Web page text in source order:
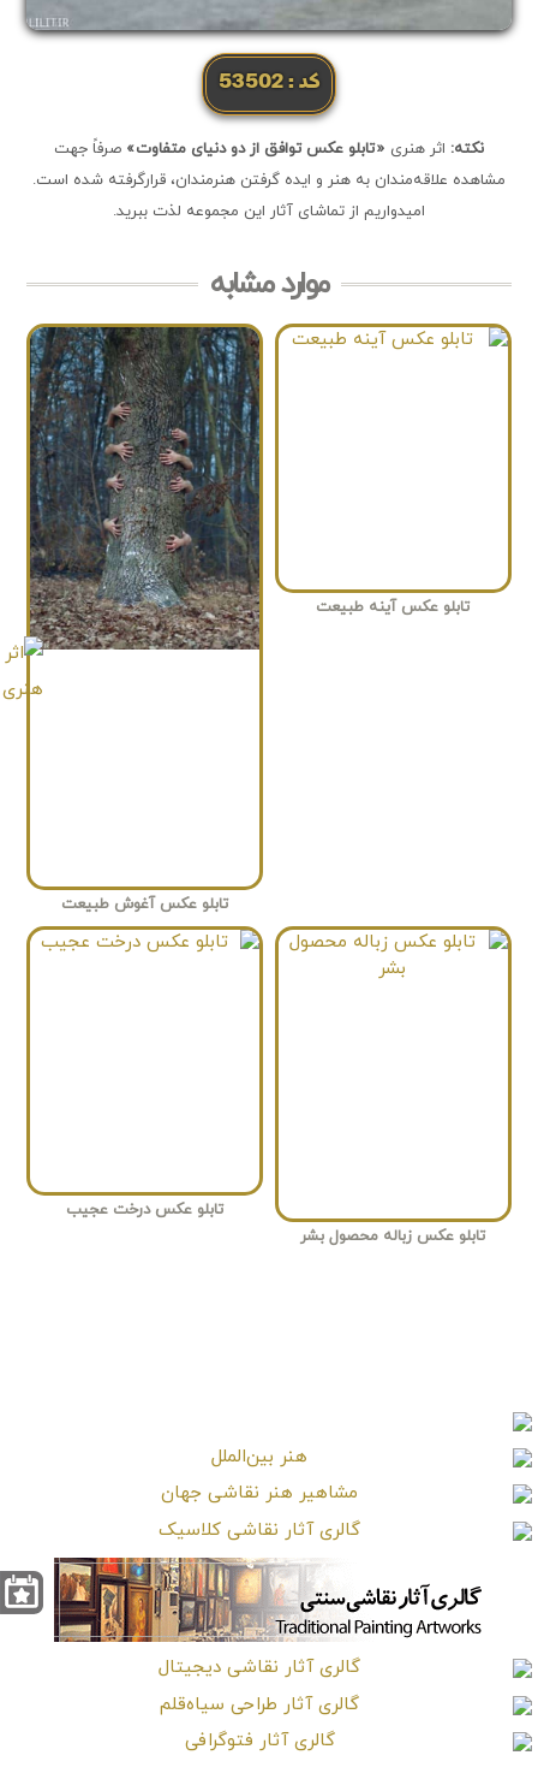
کد: 53502
نکته: اثر هنری «تابلو عکس توافق از دو دنیای متفاوت» صرفاً جهت
مشاهده علاقه‌مندان به هنر و ایده گرفتن هنرمندان، قرارگرفته شده است.
امیدواریم از تماشای آثار این مجموعه لذت ببرید.
موارد مشابه
تابلو عکس آینه طبیعت
تابلو عکس آغوش طبیعت
تابلو عکس زباله محصول بشر
تابلو عکس درخت عجیب